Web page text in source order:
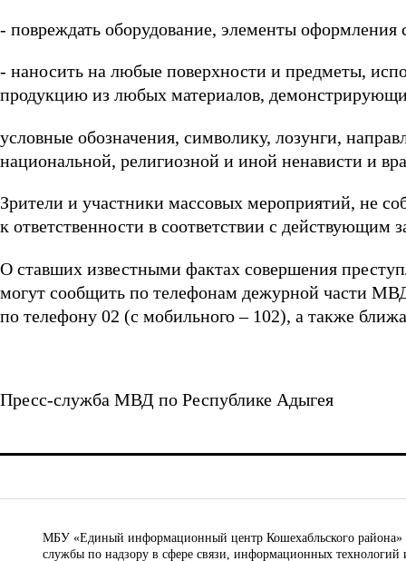
- повреждать оборудование, элементы
- наносить на любые поверхности и предметы,
продукцию из любых материалов,
условные обозначения, символику, лозунги,
национальной, религиозной и иной ненависти и
Зрители и участники массовых мероприятий, не
к ответственности в соответствии с действующим
О ставших известными фактах совершения
могут сообщить по телефонам дежурной части
по телефону 02 (с мобильного – 102), а также
Пресс-служба МВД по Республике Адыгея
МБУ «Единый информационный центр Кошехабльского района»
службы по надзору в сфере связи, информационных